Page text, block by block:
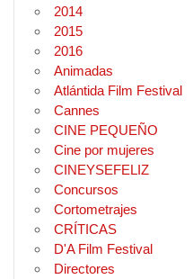
2014
2015
2016
Animadas
Atlántida Film Festival
Cannes
CINE PEQUEÑO
Cine por mujeres
CINEYSEFELIZ
Concursos
Cortometrajes
CRÍTICAS
D'A Film Festival
Directores